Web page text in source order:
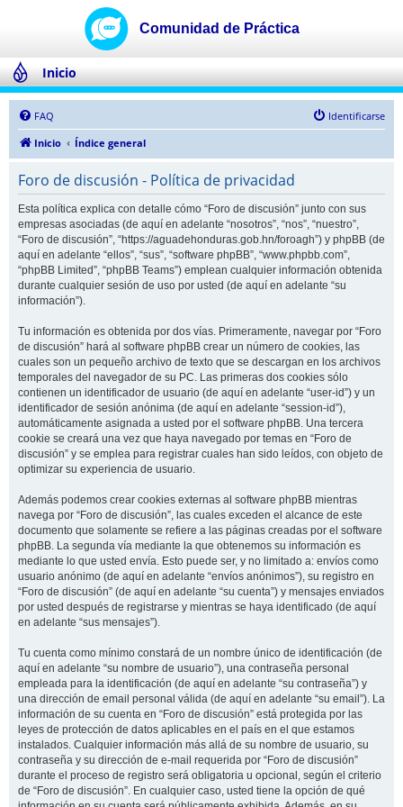
Inicio
FAQ
Identificarse
Inicio
Índice general
Foro de discusión - Política de privacidad
Esta política explica con detalle cómo “Foro de discusión” junto con sus
empresas asociadas (de aquí en adelante “nosotros”, “nos”, “nuestro”,
“Foro de discusión”, “https://aguadehonduras.gob.hn/foroagh”) y phpBB (de
aquí en adelante “ellos”, “sus”, “software phpBB”, “www.phpbb.com”,
“phpBB Limited”, “phpBB Teams”) emplean cualquier información obtenida
durante cualquier sesión de uso por usted (de aquí en adelante “su
información”).
Tu información es obtenida por dos vías. Primeramente, navegar por “Foro
de discusión” hará al software phpBB crear un número de cookies, las
cuales son un pequeño archivo de texto que se descargan en los archivos
temporales del navegador de su PC. Las primeras dos cookies sólo
contienen un identificador de usuario (de aquí en adelante “user-id”) y un
identificador de sesión anónima (de aquí en adelante “session-id”),
automáticamente asignada a usted por el software phpBB. Una tercera
cookie se creará una vez que haya navegado por temas en “Foro de
discusión” y se emplea para registrar cuales han sido leídos, con objeto de
optimizar su experiencia de usuario.
Además podemos crear cookies externas al software phpBB mientras
navega por “Foro de discusión”, las cuales exceden el alcance de este
documento que solamente se refiere a las páginas creadas por el software
phpBB. La segunda vía mediante la que obtenemos su información es
mediante lo que usted envía. Esto puede ser, y no limitado a: envíos como
usuario anónimo (de aquí en adelante “envíos anónimos”), su registro en
“Foro de discusión” (de aquí en adelante “su cuenta”) y mensajes enviados
por usted después de registrarse y mientras se haya identificado (de aquí
en adelante “sus mensajes”).
Tu cuenta como mínimo constará de un nombre único de identificación (de
aquí en adelante “su nombre de usuario”), una contraseña personal
empleada para la identificación (de aquí en adelante “su contraseña”) y
una dirección de email personal válida (de aquí en adelante “su email”). La
información de su cuenta en “Foro de discusión” está protegida por las
leyes de protección de datos aplicables en el país en el que estamos
instalados. Cualquier información más allá de su nombre de usuario, su
contraseña y su dirección de e-mail requerida por “Foro de discusión”
durante el proceso de registro será obligatoria u opcional, según el criterio
de “Foro de discusión”. En cualquier caso, usted tiene la opción de qué